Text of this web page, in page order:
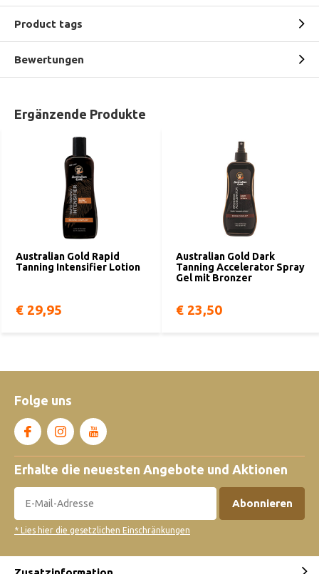
Product tags
Bewertungen
Ergänzende Produkte
Australian Gold Rapid
Tanning Intensifier Lotion
€ 29,95
Australian Gold Dark
Tanning Accelerator Spray
Gel mit Bronzer
€ 23,50
Folge uns
Erhalte die neuesten Angebote und Aktionen
Abonnieren
* Lies hier die gesetzlichen Einschränkungen